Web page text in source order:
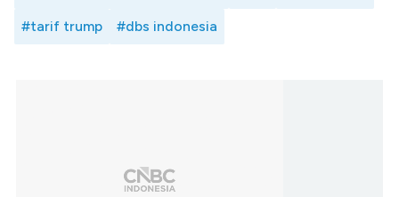
#tarif trump #dbs indonesia